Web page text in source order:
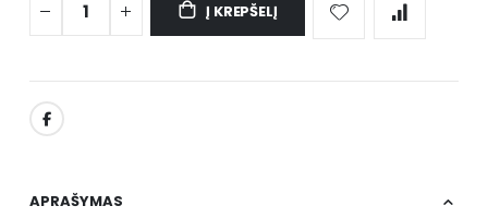
Į KREPŠELĮ
APRAŠYMAS